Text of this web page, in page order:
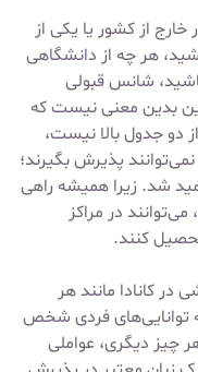
از کشور یا یکی از
هر چه از دانشگاهی
شانس قبولی
بدین معنی نیست که
دو جدول بالا نیست،
پذیرش بگیرند؛
شد. زیرا همیشه راهی
در مراکز
کنند.
در کانادا مانند هر
توانایی‌های فردی شخص
چیز دیگری، عواملی